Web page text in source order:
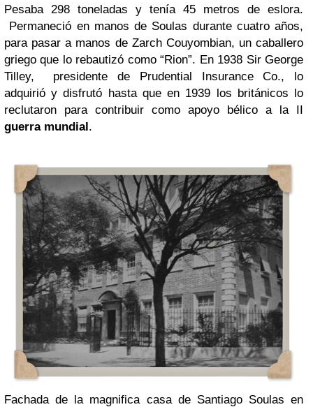
Pesaba 298 toneladas y tenía 45 metros de eslora.
Permaneció en manos de Soulas durante cuatro años,
para pasar a manos de Zarch Couyombian, un caballero
griego que lo rebautizó como “Rion”. En 1938 Sir George
Tilley, presidente de Prudential Insurance Co., lo
adquirió y disfrutó hasta que en 1939 los británicos lo
reclutaron para contribuir como apoyo bélico a la II
guerra mundial.
Fachada de la magnifica casa de Santiago Soulas en